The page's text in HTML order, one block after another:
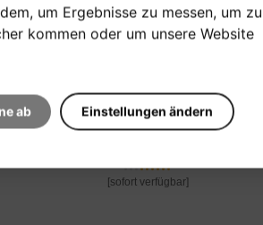
um Ergebnisse zu messen, um zu
kommen oder um unsere Website
ab Einstellungen ändern
[sofort verfügbar]